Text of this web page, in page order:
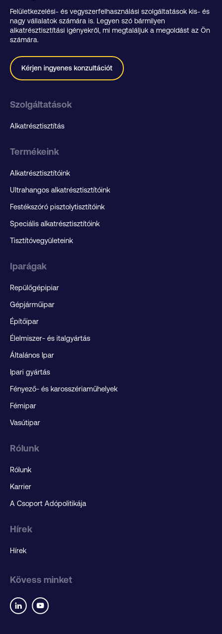
Felületkezelési- és vegyszerfelhasználási szolgáltatások kis- és
nagy vállalatok számára is. Legyen szó bármilyen
alkatrésztisztítási igényekről, mi megtaláljuk a megoldást az Ön
számára.
Kérjen ingyenes konzultációt
Szolgáltatások
Alkatrésztisztítás
Termékeink
Alkatrésztisztítóink
Ultrahangos alkatrésztisztítóink
Festékszóró pisztolytisztítóink
Speciális alkatrésztisztítóink
Tisztítóvegyületeink
Iparágak
Repülőgépipiar
Gépjárműipar
Építőipar
Élelmiszer- és italgyártás
Általános Ipar
Ipari gyártás
Fényező- és karosszériaműhelyek
Fémipar
Vasútipar
Rólunk
Rólunk
Karrier
A Csoport Adópolitikája
Hírek
Hírek
Kövess minket